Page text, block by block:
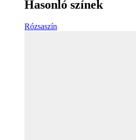
Hasonló színek
Rózsaszín